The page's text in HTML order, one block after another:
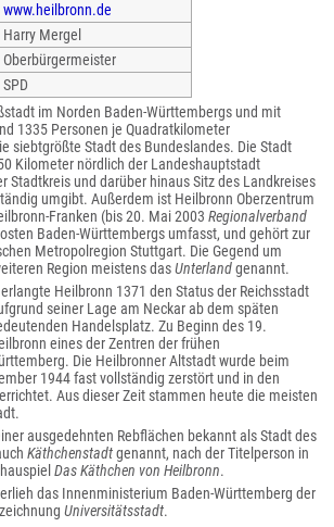
www.heilbronn.de
Harry Mergel
Oberbürgermeister
SPD
im Norden Baden-Württembergs und mit
1335 Personen je Quadratkilometer
siebtgrößte Stadt des Bundeslandes. Die Stadt
Kilometer nördlich der Landeshauptstadt
Stadtkreis und darüber hinaus Sitz des Landkreises
umgibt. Außerdem ist Heilbronn Oberzentrum
Franken (bis 20. Mai 2003 Regionalverband
Baden-Württembergs umfasst, und gehört zur
Metropolregion Stuttgart. Die Gegend um
Region meistens dasUnterlandgenannt.
Heilbronn 1371 den Status der Reichsstadt
seiner Lage am Neckar ab dem späten
Handelsplatz. Zu Beginn des 19.
eines der Zentren der frühen
Die Heilbronner Altstadt wurde beim
1944 fast vollständig zerstört und in den
Aus dieser Zeit stammen heute die meisten
ausgedehnten Rebflächen bekannt als Stadt des
Käthchenstadtgenannt, nach der Titelperson in
Das Käthchen von Heilbronn.
das Innenministerium Baden-Württemberg der
Universitätsstadt.